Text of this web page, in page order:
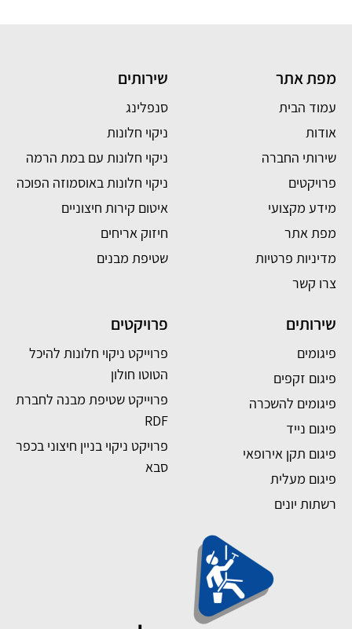
מפת אתר
עמוד הבית
אודות
שירותי החברה
פרויקטים
מידע מקצועי
מפת אתר
מדיניות פרטיות
צרו קשר
שירותים
סנפלינג
ניקוי חלונות
ניקוי חלונות עם במת הרמה
ניקוי חלונות באוסמוזה הפוכה
איטום קירות חיצוניים
חיזוק אריחים
שטיפת מבנים
שירותים
פיגומים
פיגום זקפים
פיגומים להשכרה
פיגום נייד
פיגום תקן אירופאי
פיגום מעלית
רשתות יונים
פרויקטים
פרוייקט ניקוי חלונות להיכל
הטוטו חולון
פרוייקט שטיפת מבנה לחברת
RDF
פרויקט ניקוי בניין חיצוני בכפר
סבא